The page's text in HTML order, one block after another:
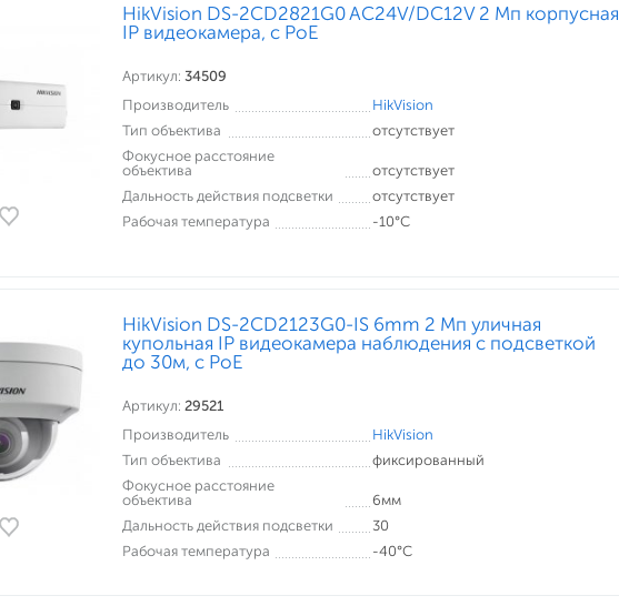
HikVision DS-2CD2821G0 AC24V/DC12V 2 Мп корпусная
IP видеокамера, c PoE
Артикул: 34509
Производитель
HikVision
Тип объектива
отсутствует
Фокусное расстояние
объектива
отсутствует
Дальность действия подсветки
отсутствует
Рабочая температура
-10°С
HikVision DS-2CD2123G0-IS 6mm 2 Мп уличная
купольная IP видеокамера наблюдения с подсветкой
до 30м, c PoE
Артикул: 29521
Производитель
HikVision
Тип объектива
фиксированный
Фокусное расстояние
объектива
6мм
Дальность действия подсветки
30
Рабочая температура
-40°С